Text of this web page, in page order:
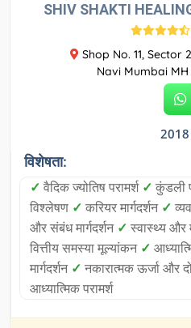
SHIV SHAKTI
Shop No. 11, Sector
Navi Mumbai MH
विशेषता:
✓ वैदिक ज्योतिष परामर्श ✓ कुंडली
विश्लेषण ✓ करियर मार्गदर्शन ✓
और संबंध मार्गदर्शन ✓ स्वास्थ्य और
वित्तीय समस्या मूल्यांकन ✓
मार्गदर्शन ✓ नकारात्मक ऊर्जा और
आध्यात्मिक परामर्श